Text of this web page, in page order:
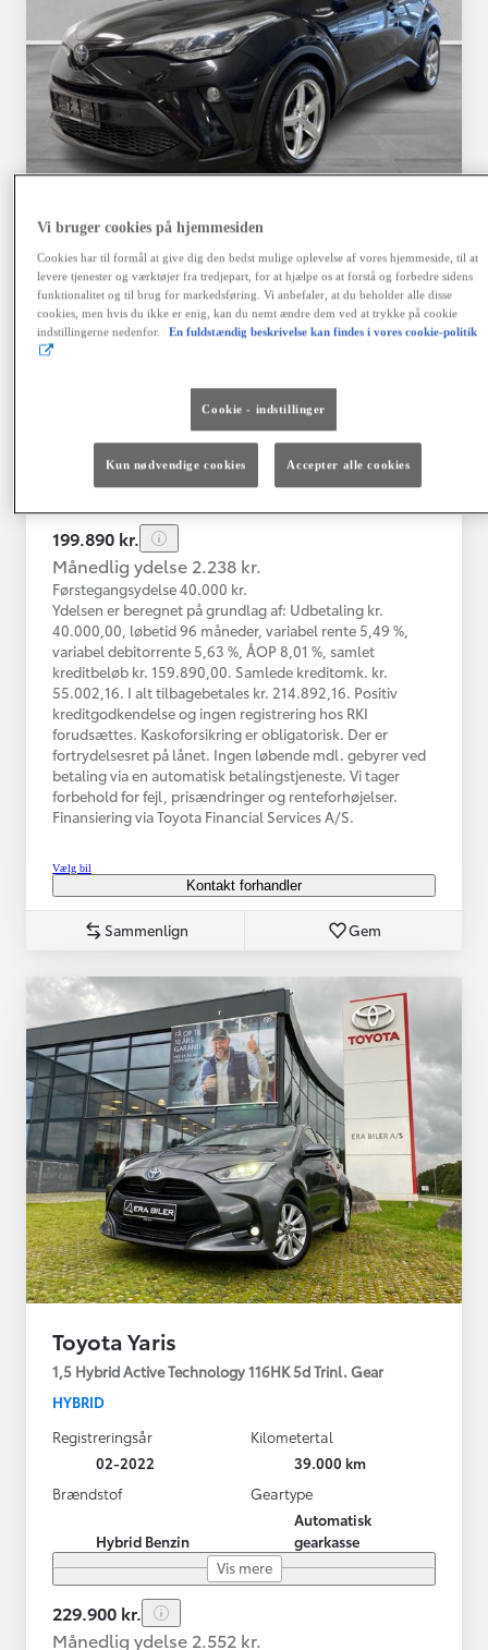
Toyota C-HR
Toyota C-HR 1B SUV 5-dørs 1.8 hybrid (122 hk) aut. gear C-LUB -
Herlev
HYBRID
76.000 km
Hybrid Benzin
Geartype
Automatisk
gearkasse
Vis mere
199.890 kr.
Månedlig ydelse 2.238 kr.
Førstegangsydelse 40.000 kr.
Ydelsen er beregnet på grundlag af: Udbetaling kr.
40.000,00, løbetid 96 måneder, variabel rente 5,49 %,
variabel debitorrente 5,63 %, ÅOP 8,01 %, samlet
kreditbeløb kr. 159.890,00. Samlede kreditomk. kr.
55.002,16. I alt tilbagebetales kr. 214.892,16. Positiv
kreditgodkendelse og ingen registrering hos RKI
forudsættes. Kaskoforsikring er obligatorisk. Der er
fortrydelsesret på lånet. Ingen løbende mdl. gebyrer ved
betaling via en automatisk betalingstjeneste. Vi tager
forbehold for fejl, prisændringer og renteforhøjelser.
Finansiering via Toyota Financial Services A/S.
Vælg bil
Kontakt forhandler
Sammenlign Gem
Toyota Yaris
1,5 Hybrid Active Technology 116HK 5d Trinl. Gear
HYBRID
Registreringsår
02-2022
Kilometertal
39.000 km
Brændstof
Hybrid Benzin
Geartype
Automatisk
gearkasse
Vis mere
229.900 kr.
Månedlig ydelse 2.552 kr.
Vi bruger cookies på hjemmesiden
Cookies har til formål at give dig den bedst mulige oplevelse af vores hjemmeside, til at
levere tjenester og værktøjer fra tredjepart, for at hjælpe os at forstå og forbedre sidens
funktionalitet og til brug for markedsføring. Vi anbefaler, at du beholder alle disse
cookies, men hvis du ikke er enig, kan du nemt ændre dem ved at trykke på cookie
indstillingerne nedenfor.
En fuldstændig beskrivelse kan findes i vores cookie-politik
Cookie - indstillinger
Kun nødvendige cookies Accepter alle cookies